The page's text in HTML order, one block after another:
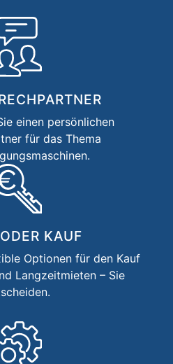
einen persönlichen
für das Thema
KAUF
Optionen für den Kauf
Langzeitmieten – Sie